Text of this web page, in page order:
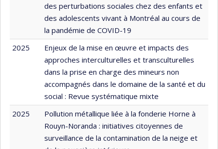
des perturbations sociales chez des enfants et
des adolescents vivant à Montréal au cours de
la pandémie de COVID-19
2025
Enjeux de la mise en œuvre et impacts des
approches interculturelles et transculturelles
dans la prise en charge des mineurs non
accompagnés dans le domaine de la santé et du
social : Revue systématique mixte
2025
Pollution métallique liée à la fonderie Horne à
Rouyn-Noranda : initiatives citoyennes de
surveillance de la contamination de la neige et